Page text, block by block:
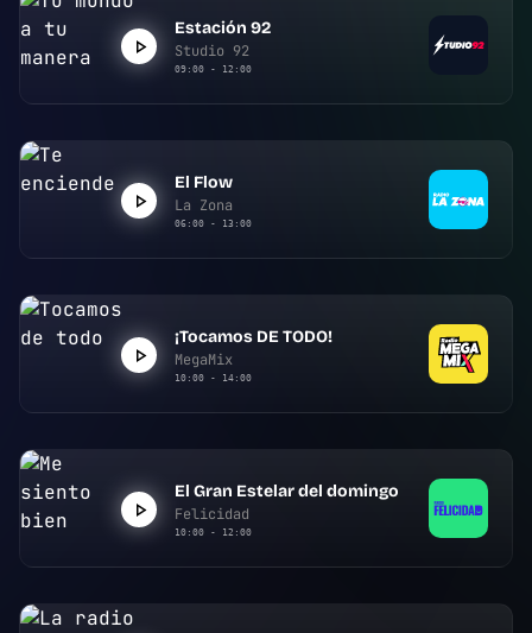
Estación 92
Studio 92
09:00 - 12:00
El Flow
La Zona
06:00 - 13:00
¡Tocamos DE TODO!
MegaMix
10:00 - 14:00
El Gran Estelar del domingo
Felicidad
10:00 - 12:00